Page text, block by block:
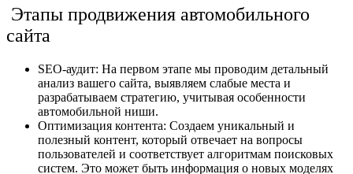
Этапы продвижения автомобильного
сайта
SEO-аудит: На первом этапе мы проводим детальный
анализ вашего сайта, выявляем слабые места и
разрабатываем стратегию, учитывая особенности
автомобильной ниши.
Оптимизация контента: Создаем уникальный и
полезный контент, который отвечает на вопросы
пользователей и соответствует алгоритмам поисковых
систем. Это может быть информация о новых моделях